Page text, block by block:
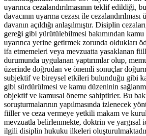
uyarınca cezalandırılmasının teklif edildiği,
davacının uyarma cezası ile
davanın açıldığı anlaşılmıştır. Disiplin
gereği gibi yürütülebilmesi bakımından
uyarınca yerine getirmek zorunda oldukları
ifa etmemeleri veya mevzuatta yasaklanan
durumunda uygulanan yaptırımlar olup,
üzerinde doğrudan ve önemli sonuçlar
subjektif ve bireysel etkileri bulunduğu gibi
gibi sürdürülmesi ve kamu düzeninin
objektif ve kamusal öneme sahiptirler. Bu
soruşturmalarının yapılmasında izlenecek
fiiller ve ceza vermeye yetkili makam ve
mevzuatla belirlenmekte, doktrin ve yargısal
ilgili disiplin hukuku ilkeleri